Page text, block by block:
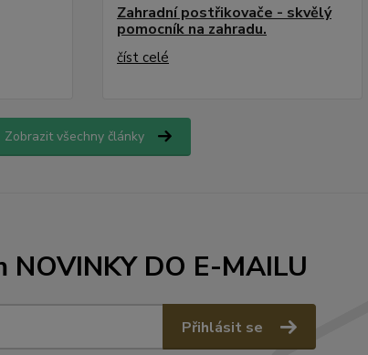
Zahradní postřikovače - skvělý
pomocník na zahradu.
číst celé
Zobrazit všechny články
NOVINKY DO E-MAILU
Přihlásit se